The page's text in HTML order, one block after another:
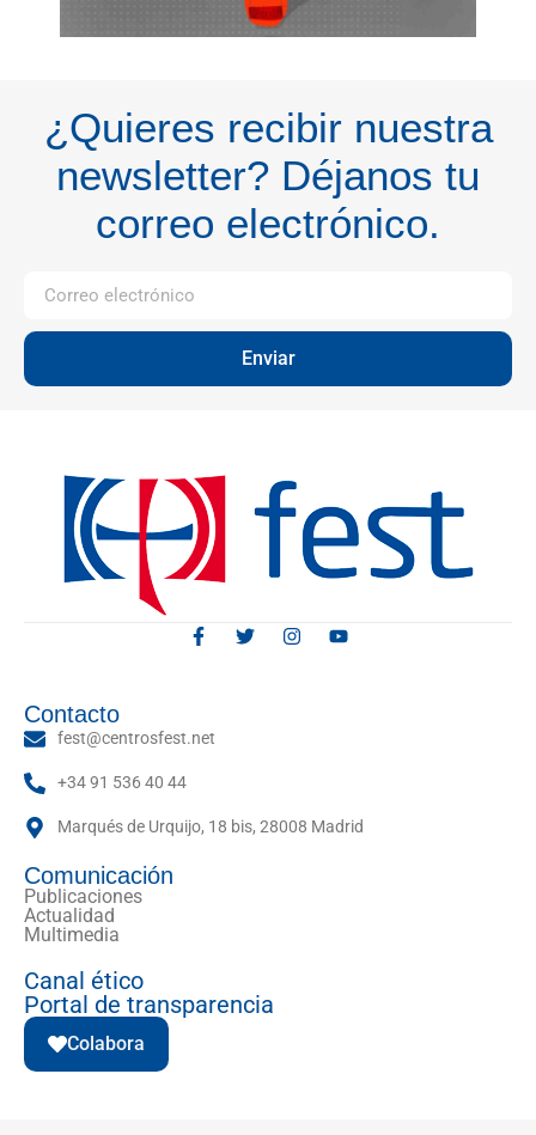
¿Quieres recibir nuestra
newsletter? Déjanos tu
correo electrónico.
Enviar
Contacto
fest@centrosfest.net
+34 91 536 40 44
Marqués de Urquijo, 18 bis, 28008 Madrid
Comunicación
Publicaciones
Actualidad
Multimedia
Canal ético
Portal de transparencia
Colabora